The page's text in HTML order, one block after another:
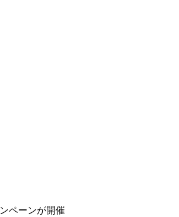
ペーンが開催